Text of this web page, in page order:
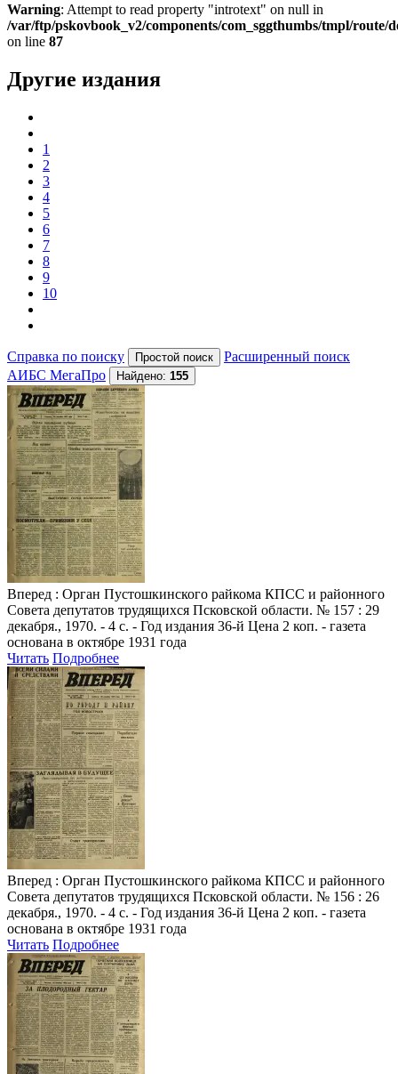
Warning: Attempt to read property "introtext" on null in
/var/ftp/pskovbook_v2/components/com_sggthumbs/tmpl/route/
on line 87
Другие издания
1
2
3
4
5
6
7
8
9
10
Справка по поиску
Расширенный поиск
АИБС МегаПро
Найдено: 155
Вперед : Орган Пустошкинского райкома КПСС и районного
Совета депутатов трудящихся Псковской области. № 157 : 29
декабря., 1970. - 4 с. - Год издания 36-й Цена 2 коп. - газета
основана в октябре 1931 года
Читать Подробнее
Вперед : Орган Пустошкинского райкома КПСС и районного
Совета депутатов трудящихся Псковской области. № 156 : 26
декабря., 1970. - 4 с. - Год издания 36-й Цена 2 коп. - газета
основана в октябре 1931 года
Читать Подробнее